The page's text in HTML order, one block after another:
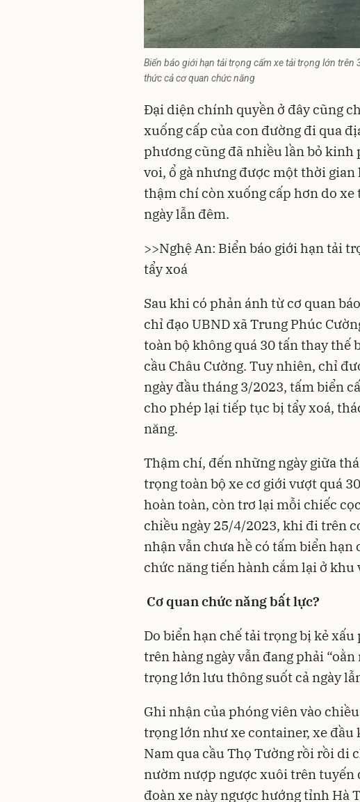
Biển báo giới hạn tải trọng cấm xe tải trọng lớn trên
thức cả cơ quan chức năng
Đại diện chính quyền ở đây cũng
xuống cấp của con đường đi qua
phương cũng đã nhiều lần bỏ kinh
voi, ổ gà nhưng được một thời
thậm chí còn xuống cấp hơn do
ngày lẫn đêm.
>>Nghệ An: Biển báo giới hạn tải
tẩy xoá
Sau khi có phản ánh từ cơ quan
chỉ đạo UBND xã Trung Phúc
toàn bộ không quá 30 tấn thay thế
cầu Châu Cường. Tuy nhiên, chỉ
ngày đầu tháng 3/2023, tấm biển
cho phép lại tiếp tục bị tẩy xoá,
năng.
Thậm chí, đến những ngày giữa
trọng toàn bộ xe cơ giới vượt quá
hoàn toàn, còn trơ lại mỗi chiếc
chiều ngày 25/4/2023, khi đi trên
nhận vẫn chưa hề có tấm biển
chức năng tiến hành cắm lại ở khu
Cơ quan chức năng bất lực?
Do biển hạn chế tải trọng bị kẻ
trên hàng ngày vẫn đang phải
trọng lớn lưu thông suốt cả ngày
Ghi nhận của phóng viên vào
trọng lớn như xe container, xe đầu
Nam qua cầu Thọ Tường rồi rồi di
nườm nượp ngược xuôi trên tuyến
đoàn xe này ngược hướng tỉnh Hà